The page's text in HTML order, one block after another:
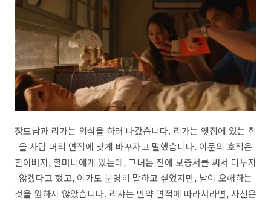
장도남과 리가는 외식을 하러 나갔습니다. 리가는 옛집에 있는 집
을 사람 머리 면적에 맞게 바꾸자고 말했습니다. 이문의 호적은
할아버지, 할머니에게 있는데, 그녀는 전에 보증서를 써서 다투지
않겠다고 했고, 이가도 분명히 말하고 싶었지만, 남이 오해하는
것을 원하지 않았습니다. 리쟈는 만약 면적에 따라서라면, 자신은